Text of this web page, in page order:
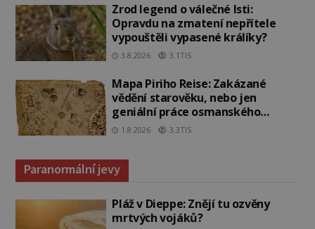
Zrod legend o válečné lsti:
Opravdu na zmatení nepřítele
vypouštěli vypasené králíky?
3.8.2026 3.1TIS
Mapa Piriho Reise: Zakázané
vědění starověku, nebo jen
geniální práce osmanského
admirála?
1.8.2026 3.3TIS
Paranormální jevy
Pláž v Dieppe: Znějí tu ozvěny
mrtvých vojáků?